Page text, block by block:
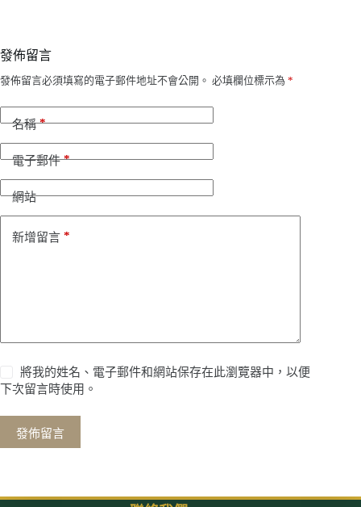
發佈留言
發佈留言必須填寫的電子郵件地址不會公開。 必填欄位標示為 *
名稱*
電子郵件*
網站
新增留言 *
將我的姓名、電子郵件和網站保存在此瀏覽器中，以便
下次留言時使用。
發佈留言